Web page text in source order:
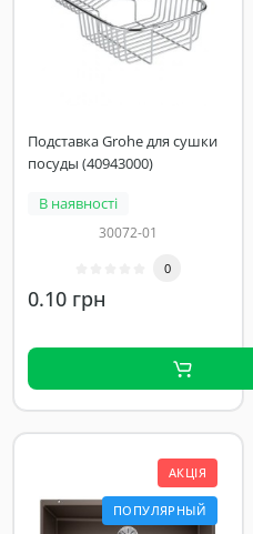
Подставка Grohe для сушки
посуды (40943000)
В наявності
30072-01
0
0.10 грн
АКЦІЯ
ПОПУЛЯРНЫЙ